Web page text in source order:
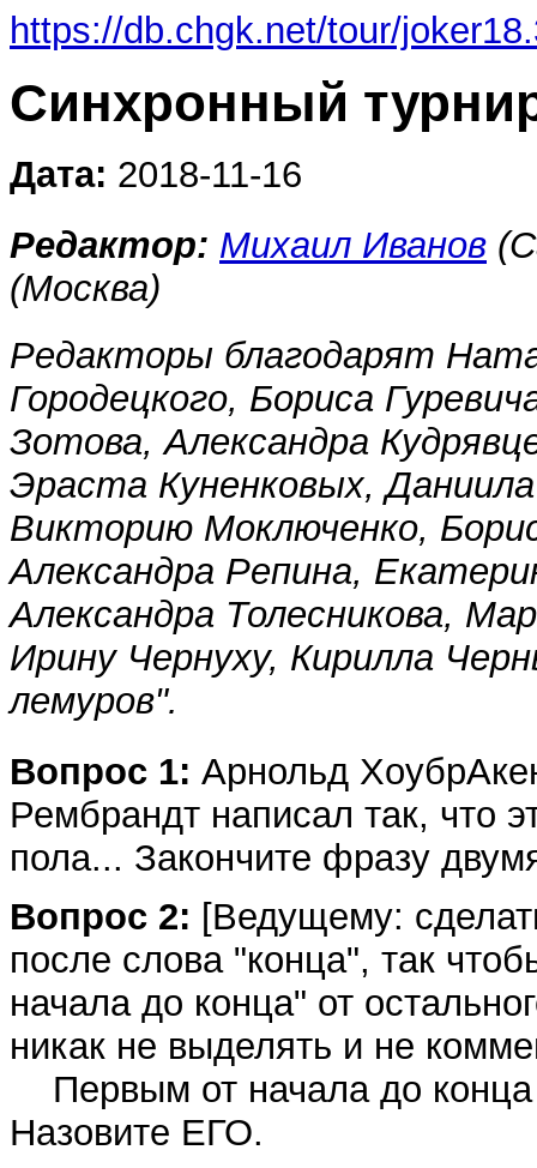
https://db.chgk.net/tour/
Синхронный
Дата: 2018-11-16
Редактор: Михаил Иванов
(Москва)
Редакторы благодарят
Городецкого, Бориса
Зотова, Александра
Эраста Куненковых,
Викторию Моключенко,
Александра Репина,
Александра Толесникова,
Ирину Чернуху, Кирилла
лемуров".
Вопрос 1: Арнольд
Рембрандт написал так, что
пола... Закончите фразу
Вопрос 2: [Ведущему:
после слова "конца", так
начала до конца" от
никак не выделять и не
Первым от начала до
Назовите ЕГО.